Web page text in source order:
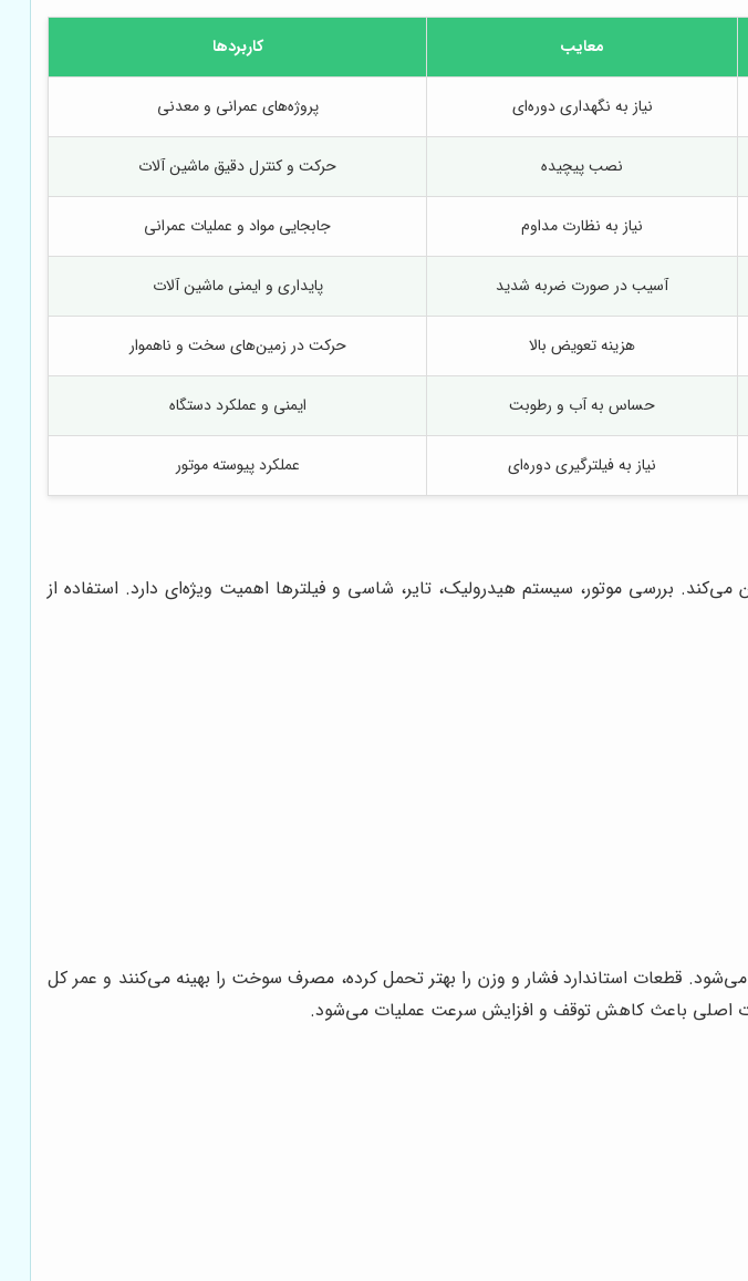
معایب کاربردها
نیاز به نگهداری دوره‌ای پروژه‌های عمرانی و معدنی
نصب پیچیده حرکت و کنترل دقیق ماشین آلات
نیاز به نظارت مداوم جابجایی مواد و عملیات عمرانی
آسیب در صورت ضربه شدید پایداری و ایمنی ماشین آلات
هزینه تعویض بالا حرکت در زمین‌های سخت و ناهموار
حساس به آب و رطوبت ایمنی و عملکرد دستگاه
نیاز به فیلترگیری دوره‌ای عملکرد پیوسته موتور
بررسی موتور، سیستم هیدرولیک، تایر، شاسی و فیلترها اهمیت ویژه‌ای دارد. استفاده از
قطعات استاندارد فشار و وزن را بهتر تحمل کرده، مصرف سوخت را بهینه می‌کنند و عمر کل
اصلی باعث کاهش توقف و افزایش سرعت عملیات می‌شود.